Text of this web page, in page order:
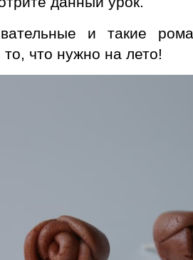
и такие
что нужно на лето!